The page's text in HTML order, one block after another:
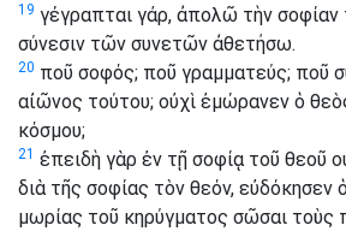
19 γέγραπται γάρ, ἀπολῶ τὴν
σύνεσιν τῶν συνετῶν ἀθετήσω.
20 ποῦ σοφός; ποῦ γραμματεύς; ποῦ
αἰῶνος τούτου; οὐχὶ ἐμώρανεν ὁ
κόσμου;
21 ἐπειδὴ γὰρ ἐν τῇ σοφίᾳ τοῦ θεοῦ
διὰ τῆς σοφίας τὸν θεόν, εὐδόκησεν
μωρίας τοῦ κηρύγματος σῶσαι τοὺς